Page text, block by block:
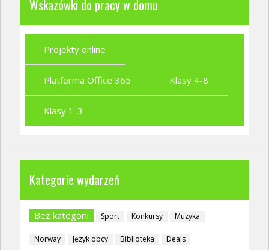
Wskazówki do pracy w domu
Projekty online
Platforma Office 365 Klasy 4-8
Klasy 1-3
Kategorie wydarzeń
Bez kategorii Sport Konkursy Muzyka
Norway Język obcy Biblioteka Deals